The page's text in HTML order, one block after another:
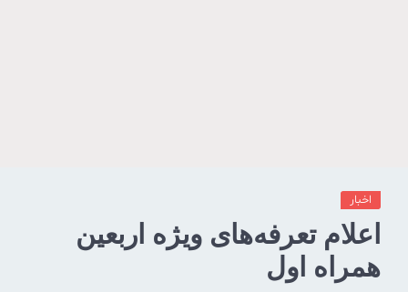
اخبار
اعلام تعرفه‌های ویژه اربعین
همراه اول